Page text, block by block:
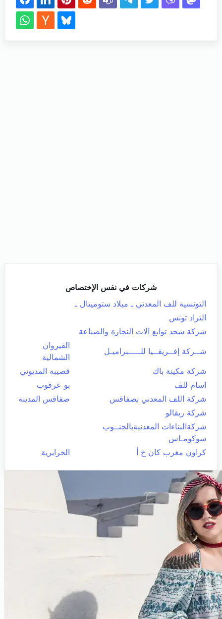
شركات في نفس الإختصاص
التونسية للف المعدني ـ ميلاد ستوميتال ـ
التراد تونس
شركة شحد توابع الات النجارة والصناعة
شــركة إفــريقــيا للـــــبراميـل
القيروان
الشمالية
شركة مكينة باك
قصيبة المديوني
اسام للف
بو عرقوب
شركة اللف المعدني بصفاقس
صفاقس المدينة
شركة ريقالو
شركةالبناءات المعدنيةبالجنــوب
سوكومـاس
كراون مغرب كان خ أ
الحرايرية